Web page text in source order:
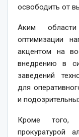
освободить от
Аким
оптимизации
акцентом на
внедрению в
заведений
для
и
Кроме того,
прокуратурой